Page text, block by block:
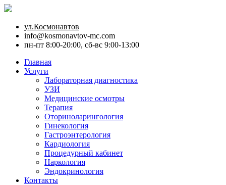
ул.Космонавтов
info@kosmonavtov-mc.com
пн-пт 8:00-20:00, сб-вс 9:00-13:00
Главная
Услуги
Лабораторная диагностика
УЗИ
Медицинские осмотры
Терапия
Оториноларингология
Гинекология
Гастроэнтерология
Кардиология
Процедурный кабинет
Наркология
Эндокринология
Контакты